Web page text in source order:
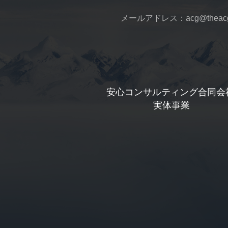
メールアドレス：
安心コンサルティング合同会
実体事業